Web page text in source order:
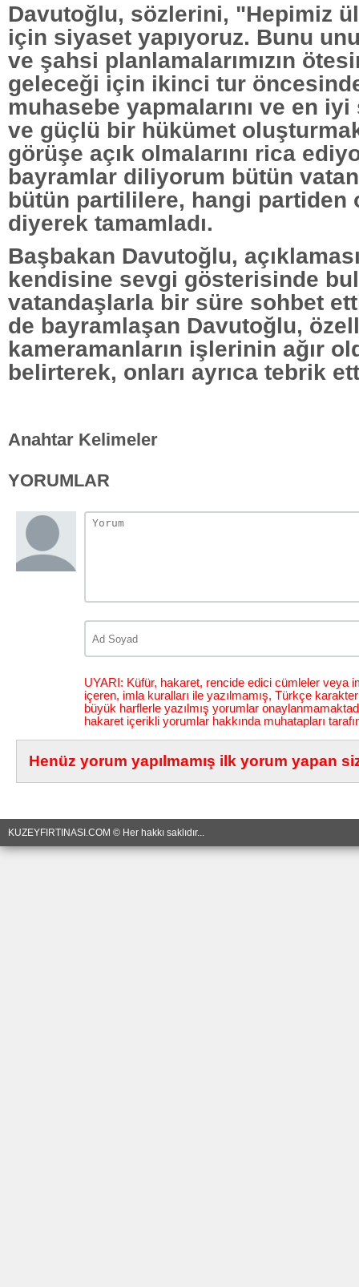
Davutoğlu, sözlerini, "Hepimiz
için siyaset yapıyoruz. Bunu
ve şahsi planlamalarımızın
geleceği için ikinci tur
muhasebe yapmalarını ve en iyi
ve güçlü bir hükümet
görüşe açık olmalarını rica
bayramlar diliyorum bütün
bütün partililere, hangi partiden
diyerek tamamladı.
Başbakan Davutoğlu,
kendisine sevgi gösterisinde
vatandaşlarla bir süre sohbet
de bayramlaşan Davutoğlu,
kameramanların işlerinin ağır
belirterek, onları ayrıca tebrik
Anahtar Kelimeler
YORUMLAR
UYARI: Küfür, hakaret, rencide edici cümleler veya
içeren, imla kuralları ile yazılmamış, Türkçe
büyük harflerle yazılmış yorumlar
hakaret içerikli yorumlar hakkında muhatapları
Henüz yorum yapılmamış ilk yorum yapan
KUZEYFIRTINASI.COM © Her hakkı saklıdır...